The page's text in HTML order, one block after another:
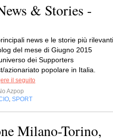
& Stories -
news e le storie più rilevanti
del mese di Giugno 2015
dei Supporters
azionariato popolare in Italia.
il seguito
Azpop
SPORT
Milano-Torino,